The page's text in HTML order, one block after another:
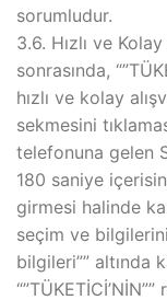
sorumludur.
3.6. Hızlı ve
sonrasında,
hızlı ve kolay
sekmesini
telefonuna gelen
180 saniye
girmesi halinde
seçim ve
bilgileri”” altında